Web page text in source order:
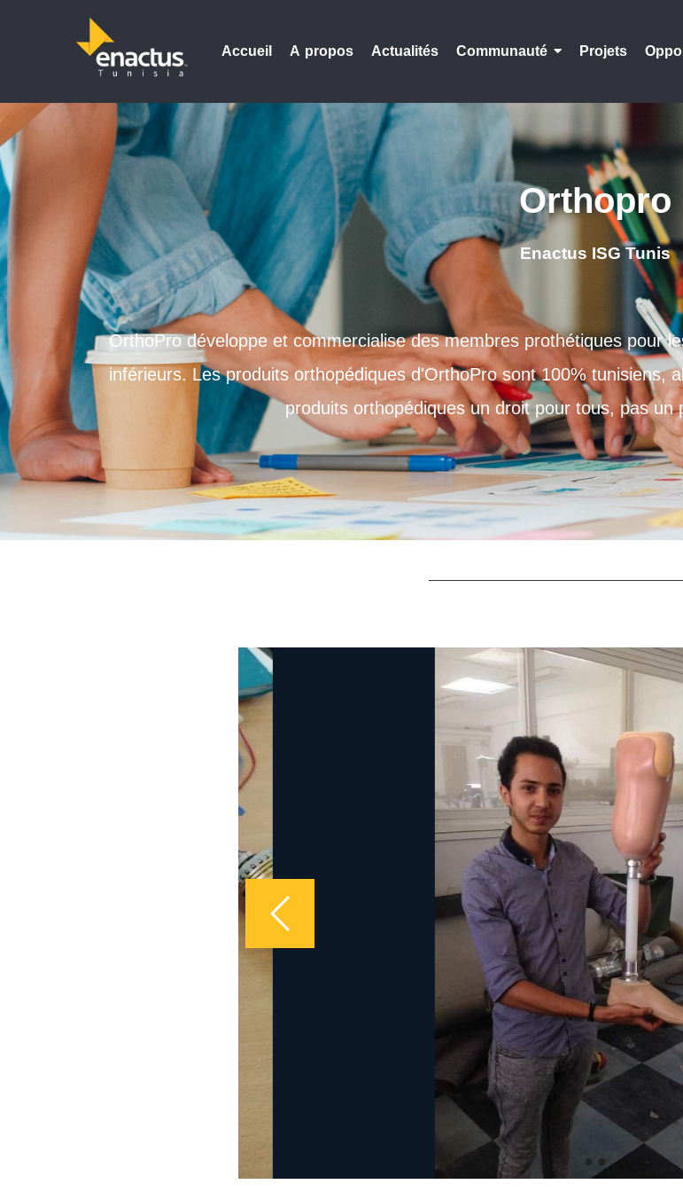
Accueil A propos Actualités Communauté Projets
Orthopro
Enactus ISG Tunis
OrthoPro développe et commercialise des membres prothétiques pour
inférieurs. Les produits orthopédiques d'OrthoPro sont 100% tunisiens,
produits orthopédiques un droit pour tous, pas un